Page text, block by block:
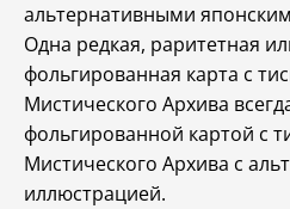
альтернативными
Одна редкая, раритетная
фольгированная карта с
Мистического Архива
фольгированной картой с
Мистического Архива с
иллюстрацией.